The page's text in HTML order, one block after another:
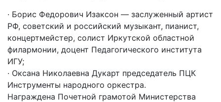
· Борис Федорович Изаксон — заслуженный артист
РФ, советский и российский музыкант, пианист,
концертмейстер, солист Иркутской областной
филармонии, доцент Педагогического института
ИГУ;
· Оксана Николаевна Дукарт председатель ПЦК
Инструменты народного оркестра.
Награждена Почетной грамотой Министерства